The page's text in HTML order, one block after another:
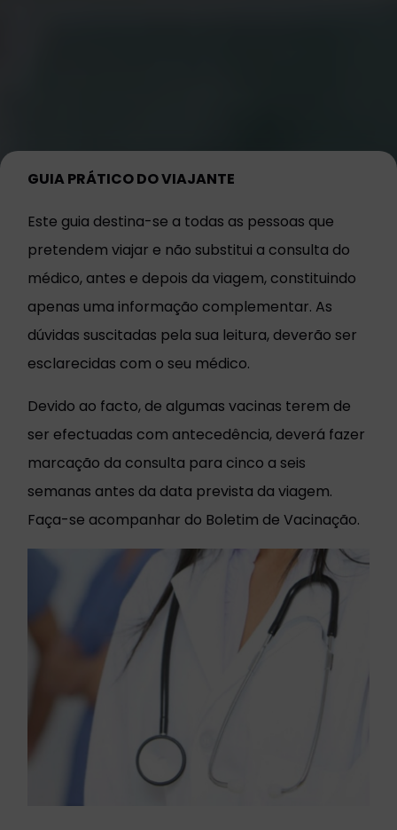
GUIA PRÁTICO DO VIAJANTE
Este guia destina-se a todas as pessoas que
pretendem viajar e não substitui a consulta do
médico, antes e depois da viagem, constituindo
apenas uma informação complementar. As
dúvidas suscitadas pela sua leitura, deverão ser
esclarecidas com o seu médico.
Devido ao facto, de algumas vacinas terem de
ser efectuadas com antecedência, deverá fazer
marcação da consulta para cinco a seis
semanas antes da data prevista da viagem.
Faça-se acompanhar do Boletim de Vacinação.